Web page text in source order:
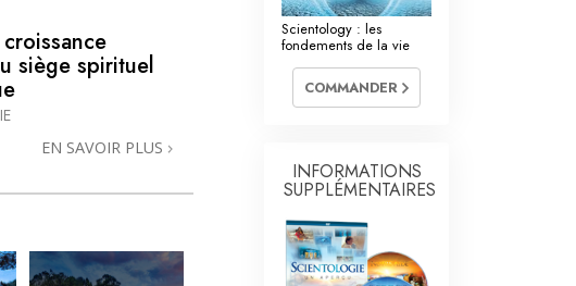
siège spirituel
EN SAVOIR PLUS
Scientology : les
fondements de la vie
COMMANDER
INFORMATIONS
SUPPLÉMENTAIRES